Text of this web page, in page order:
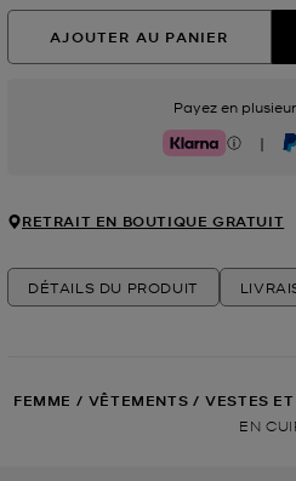
AJOUTER AU PANIER
Payez en
Klarna |
RETRAIT EN BOUTIQUE GRATUIT
DÉTAILS DU PRODUIT
FEMME / VÊTEMENTS / VESTES
EN